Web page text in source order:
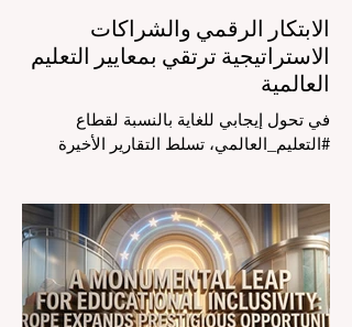
الابتكار الرقمي والشراكات
الاستراتيجية ترتقي بمعايير التعليم
العالمية
في تحول إيجابي للغاية بالنسبة لقطاع
#التعليم_العالمي، تسلط التقارير الأخيرة
الفصول الدراسية في جميع أنحاء العالم، وهو
أمر يثير اهتماماً كبيراً في الأوساط الأكاديمية
العربية التي تسعى للريادة. إن الدمج السريع
لمساعدي #الذكاء_الاصطناعي المتخصصين
والمصممين خصيصاً للمعلمين يُحدث ثورة